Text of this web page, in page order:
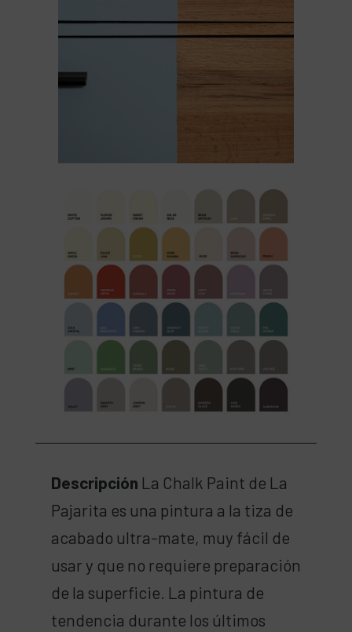
Descripción La Chalk Paint de La
Pajarita es una pintura a la tiza de
acabado ultra-mate, muy fácil de
usar y que no requiere preparación
de la superficie. La pintura de
tendencia durante los últimos